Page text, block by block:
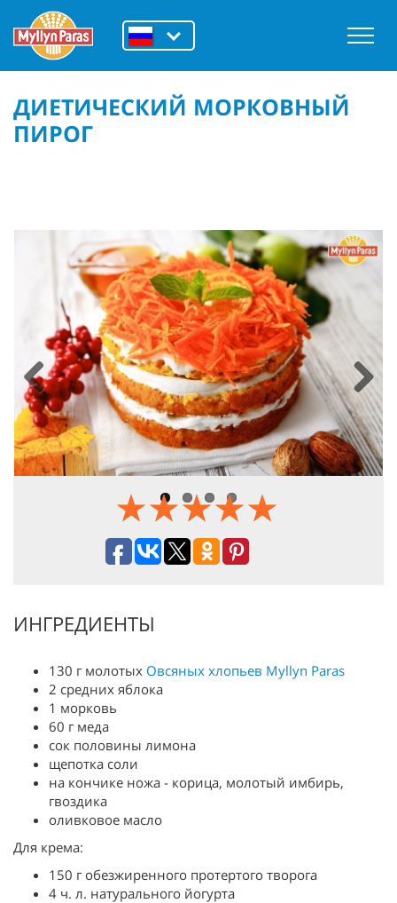
ДИЕТИЧЕСКИЙ МОРКОВНЫЙ
ПИРОГ
Previous Next
ИНГРЕДИЕНТЫ
130 г молотых Овсяных хлопьев Myllyn Paras
2 средних яблока
1 морковь
60 г меда
сок половины лимона
щепотка соли
на кончике ножа - корица, молотый имбирь,
гвоздика
оливковое масло
Для крема:
150 г обезжиренного протертого творога
4 ч. л. натурального йогурта